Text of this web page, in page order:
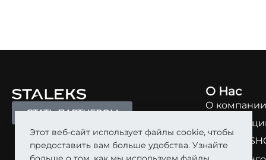
СТАТЬ ПАРТНЕРОМ
О Нас
О компании
О
STALEKS
Этот веб-сайт использует файлы cookie, чтобы
предоставить вам больше удобства. Узнайте